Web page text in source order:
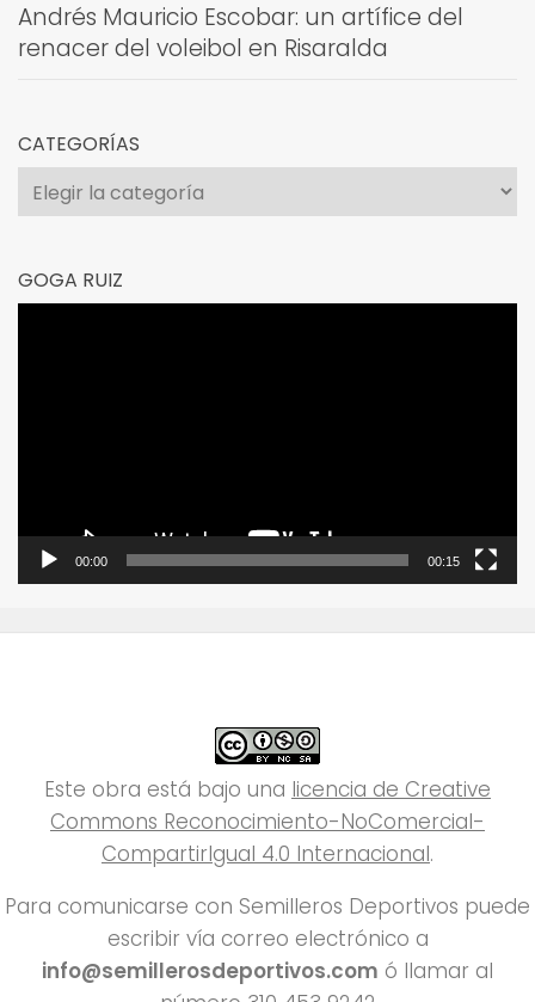
Andrés Mauricio Escobar: un artífice del
renacer del voleibol en Risaralda
CATEGORÍAS
Categorías
GOGA RUIZ
00:00 00:15
Este obra está bajo una licencia de Creative
Commons Reconocimiento-NoComercial-
CompartirIgual 4.0 Internacional.
Para comunicarse con Semilleros Deportivos puede
escribir vía correo electrónico a
info@semillerosdeportivos.com ó llamar al